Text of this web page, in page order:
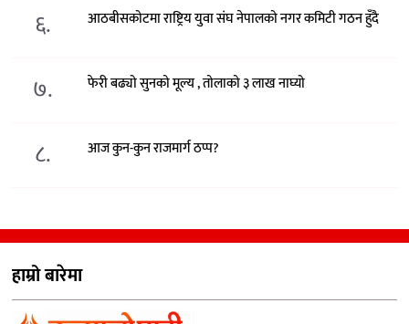
६. आठबीसकोटमा राष्ट्रिय युवा संघ नेपालको नगर कमिटी गठन हुँदै
७. फेरी बढ्यो सुनको मूल्य , तोलाको ३ लाख नाघ्यो
८. आज कुन-कुन राजमार्ग ठप्प?
हाम्रो बारेमा